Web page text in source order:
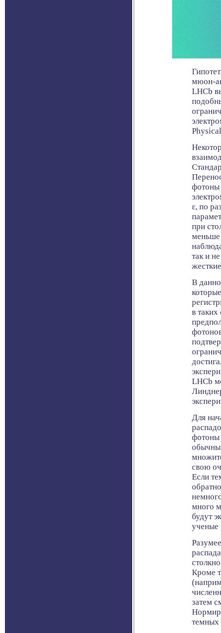
мюон-
LHCb
фотоны
ε, по
при
меньше
так и
В
в
LHCb
Для
фотоны
свою
Если
много
будут
ученые
Кроме
затем
темных